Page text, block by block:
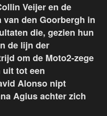
Veijer en de
den Goorbergh in
die, gezien hun
de lijn der
om de Moto2-zege
tot een
Alonso nipt
Agius achter zich